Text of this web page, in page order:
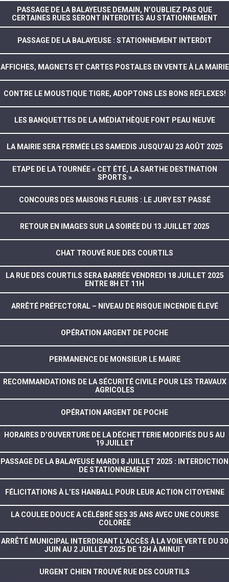
PASSAGE DE LA BALAYEUSE DEMAIN, N’OUBLIEZ PAS QUE
CERTAINES RUES SERONT INTERDITES AU STATIONNEMENT
PASSAGE DE LA BALAYEUSE : STATIONNEMENT INTERDIT
AFFICHES, MAGNETS ET CARTES POSTALES EN VENTE À LA MAIRIE
CONTRE LE MOUSTIQUE TIGRE, ADOPTONS LES BONS RÉFLEXES!
LES BANQUETTES DE LA MÉDIATHÈQUE FONT PEAU NEUVE
LA MAIRIE SERA FERMÉE LES SAMEDIS JUSQU’AU 23 AOÛT 2025
ETAPE DE LA TOURNÉE « CET ÉTÉ, LA SARTHE DESTINATION
SPORTS »
CONCOURS DES MAISONS FLEURIS : LE JURY EST PASSÉ
RETOUR EN IMAGES SUR LA SOIRÉE DU 13 JUILLET 2025
CHAT TROUVÉ RUE DES COURTILS
LA RUE DES COURTILS SERA BARRÉE VENDREDI 18 JUILLET 2025
ENTRE 8H ET 11H
ARRÊTÉ PRÉFECTORAL – NIVEAU DE RISQUE INCENDIE ÉLEVÉ
OPÉRATION ARGENT DE POCHE
PERMANENCE DE MONSIEUR LE MAIRE
RECOMMANDATIONS DE LA SÉCURITÉ CIVILE POUR LES TRAVAUX
AGRICOLES
OPÉRATION ARGENT DE POCHE
HORAIRES D’OUVERTURE DE LA DÉCHETTERIE MODIFIÉS DU 5 AU
19 JUILLET
PASSAGE DE LA BALAYEUSE MARDI 8 JUILLET 2025 : INTERDICTION
DE STATIONNEMENT
FÉLICITATIONS À L’ES HANBALL POUR LEUR ACTION CITOYENNE
LA COULEE DOUCE A CÉLÉBRÉ SES 35 ANS AVEC UNE COURSE
COLORÉE
ARRÊTÉ MUNICIPAL INTERDISANT L’ACCÈS À LA VOIE VERTE DU 30
JUIN AU 2 JUILLET 2025 DE 12H À MINUIT
URGENT CHIEN TROUVÉ RUE DES COURTILS